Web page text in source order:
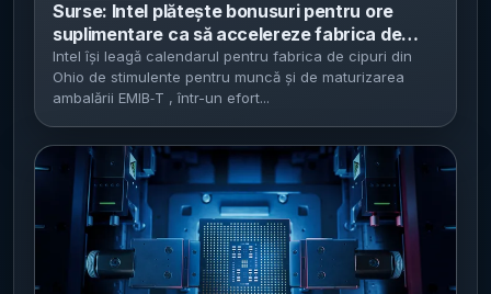
Surse: Intel plătește bonusuri pentru ore
suplimentare ca să accelereze fabrica de
cipuri din Ohio - complexul ar urma să ajungă
la operare completă în 2031, pentru nodurile
18A și 14A
Intel își leagă calendarul pentru fabrica de cipuri din
Ohio de stimulente pentru muncă și de maturizarea
ambalării EMIB‑T , într-un efort...